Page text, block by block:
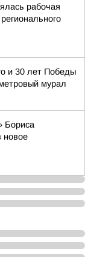
рабочая
и 30 лет Победы
мурал
Бориса
новое